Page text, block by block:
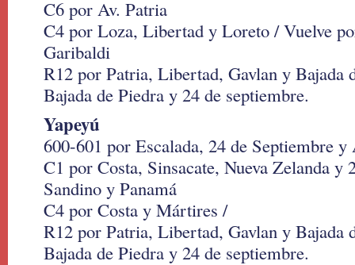
C6 por Av. Patria
C4 por Loza, Libertad y Loreto / Vuelve
Garibaldi
R12 por Patria, Libertad, Gavlan y Bajada
Bajada de Piedra y 24 de septiembre.
Yapeyú
600-601 por Escalada, 24 de Septiembre y
C1 por Costa, Sinsacate, Nueva Zelanda y
Sandino y Panamá
C4 por Costa y Mártires /
R12 por Patria, Libertad, Gavlan y Bajada
Bajada de Piedra y 24 de septiembre.